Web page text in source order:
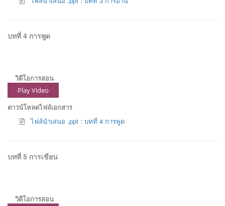
บทที่ 4 การพูด
วิดีโอการสอน
Play Video
ดาวน์โหลดไฟล์เอกสาร
ไฟล์นำเสนอ .ppt : บทที่ 4 การพูด
บทที่ 5 การเขียน
วิดีโอการสอน